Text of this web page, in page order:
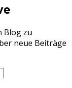
Blog zu
neue Beiträge